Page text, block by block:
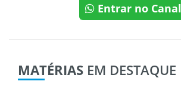
Entrar no Canal
MATÉRIAS EM DESTAQUE